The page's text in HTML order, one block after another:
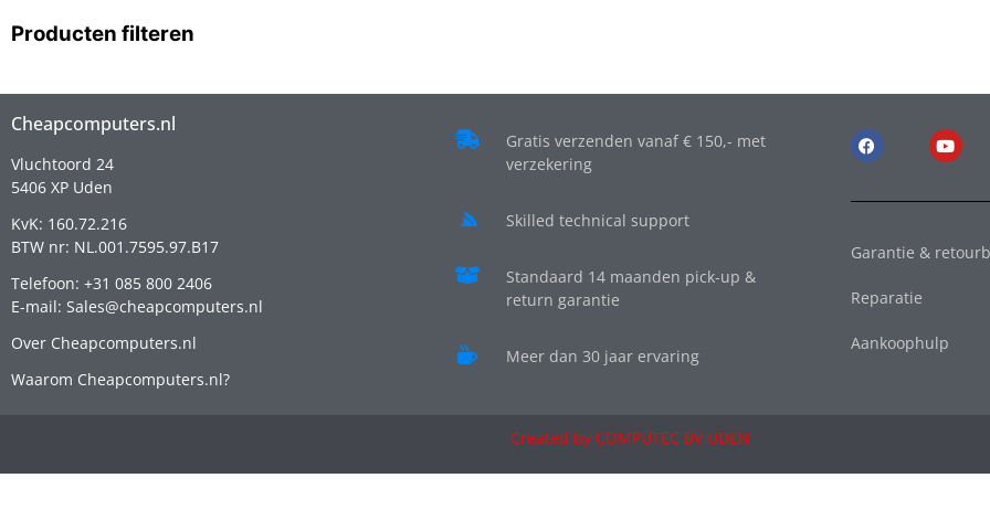
Producten filteren
Cheapcomputers.nl
Vluchtoord 24
5406 XP Uden
KvK: 160.72.216
BTW nr: NL.001.7595.97.B17
Telefoon: +31 085 800 2406
E-mail: Sales@cheapcomputers.nl
Over Cheapcomputers.nl
Waarom Cheapcomputers.nl?
Gratis verzenden vanaf € 150,- met
verzekering
Skilled technical support
Standaard 14 maanden pick-up &
return garantie
Meer dan 30 jaar ervaring
Garantie &
Reparatie
Aankoophulp
Created by COMPUTEC BV UDEN